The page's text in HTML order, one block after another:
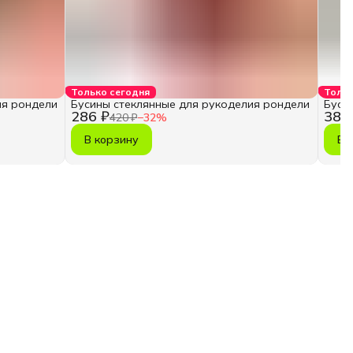
рондели
Только сегодня
286 ₽420 ₽−32%
Бусины стеклянные для рукоделия рондели
В корзину
385
В